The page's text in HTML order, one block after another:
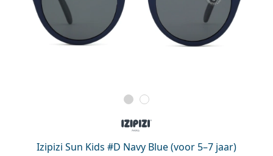
Izipizi Sun Kids #D Navy Blue (voor 5–7 jaar)